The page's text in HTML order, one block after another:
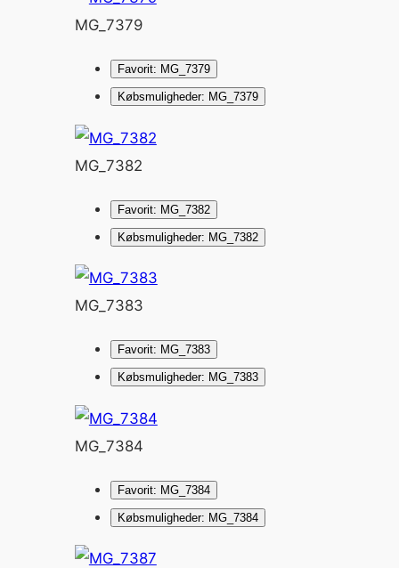
MG_7379
Favorit: MG_7379
Købsmuligheder: MG_7379
MG_7382
Favorit: MG_7382
Købsmuligheder: MG_7382
MG_7383
Favorit: MG_7383
Købsmuligheder: MG_7383
MG_7384
Favorit: MG_7384
Købsmuligheder: MG_7384